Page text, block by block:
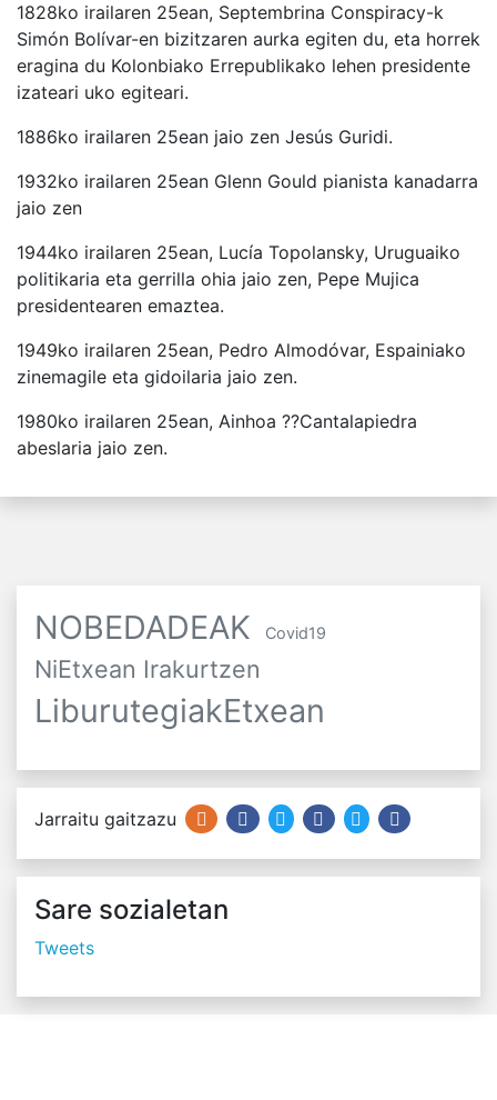
1828ko irailaren 25ean, Septembrina Conspiracy-k
Simón Bolívar-en bizitzaren aurka egiten du, eta horrek
eragina du Kolonbiako Errepublikako lehen presidente
izateari uko egiteari.
1886ko irailaren 25ean jaio zen Jesús Guridi.
1932ko irailaren 25ean Glenn Gould pianista kanadarra
jaio zen
1944ko irailaren 25ean, Lucía Topolansky, Uruguaiko
politikaria eta gerrilla ohia jaio zen, Pepe Mujica
presidentearen emaztea.
1949ko irailaren 25ean, Pedro Almodóvar, Espainiako
zinemagile eta gidoilaria jaio zen.
1980ko irailaren 25ean, Ainhoa ??Cantalapiedra
abeslaria jaio zen.
NOBEDADEAK Covid19
NiEtxean Irakurtzen
LiburutegiakEtxean
Jarraitu gaitzazu
Sare sozialetan
Tweets